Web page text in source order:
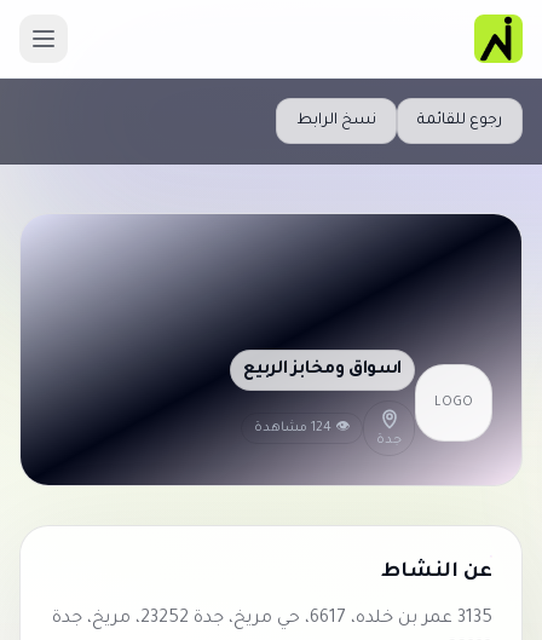
رجوع للقائمة نسخ الرابط
LOGO
اسواق ومخابز الربيع
جدة
👁 124 مشاهدة
عن النشاط
3135 عمر بن خلده، 6617، حي مريخ، جدة 23252، مريخ، جدة